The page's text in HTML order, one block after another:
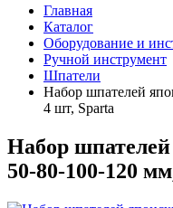
Главная
Каталог
Оборудование и
Ручной инструмент
Шпатели
Набор шпателей
4 шт, Sparta
Набор
50-80-100-120